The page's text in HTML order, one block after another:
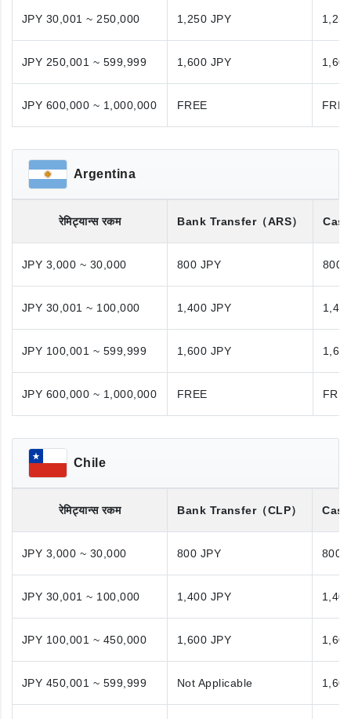
JPY 30,001 ~ 250,000 1,250 JPY
JPY 250,001 ~ 599,999 1,600 JPY
JPY 600,000 ~ 1,000,000 FREE
Argentina
रेमिट्यान्स रकम Bank Transfer（ARS）
JPY 3,000 ~ 30,000 800 JPY 800
JPY 30,001 ~ 100,000 1,400 JPY
JPY 100,001 ~ 599,999 1,600 JPY
JPY 600,000 ~ 1,000,000 FREE
Chile
रेमिट्यान्स रकम Bank Transfer（CLP）
JPY 3,000 ~ 30,000 800 JPY 800
JPY 30,001 ~ 100,000 1,400 JPY
JPY 100,001 ~ 450,000 1,600 JPY
JPY 450,001 ~ 599,999 Not Applicable